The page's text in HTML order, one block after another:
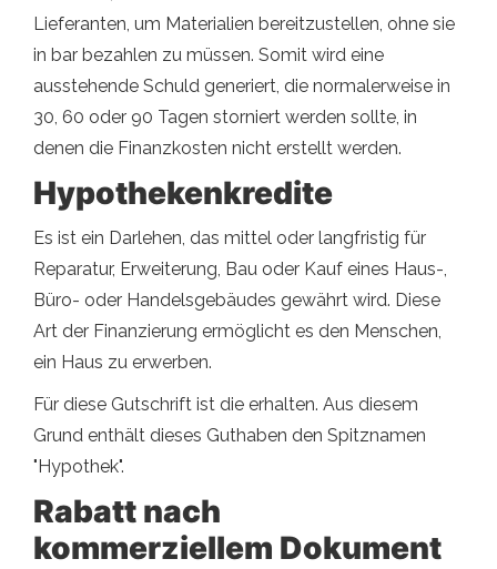
Lieferanten, um Materialien bereitzustellen, ohne sie
in bar bezahlen zu müssen. Somit wird eine
ausstehende Schuld generiert, die normalerweise in
30, 60 oder 90 Tagen storniert werden sollte, in
denen die Finanzkosten nicht erstellt werden.
Hypothekenkredite
Es ist ein Darlehen, das mittel oder langfristig für
Reparatur, Erweiterung, Bau oder Kauf eines Haus-,
Büro- oder Handelsgebäudes gewährt wird. Diese
Art der Finanzierung ermöglicht es den Menschen,
ein Haus zu erwerben.
Für diese Gutschrift ist die erhalten. Aus diesem
Grund enthält dieses Guthaben den Spitznamen
"Hypothek".
Rabatt nach
kommerziellem Dokument